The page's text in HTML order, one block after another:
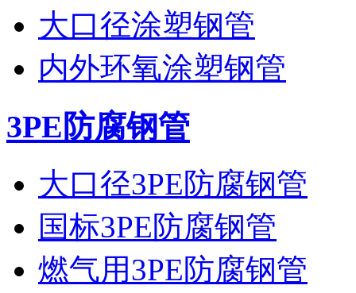
大口径涂塑钢管
内外环氧涂塑钢管
3PE防腐钢管
大口径3PE防腐钢管
国标3PE防腐钢管
燃气用3PE防腐钢管